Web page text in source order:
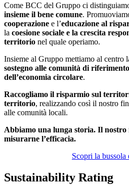
Come BCC del Gruppo ci
insieme il bene comune.
cooperazione e l’educazione al
la coesione sociale e la crescita
territorio nel quale operiamo.
Insieme al Gruppo mettiamo al centro
sostegno alle comunità di riferimento
dell’economia circolare.
Raccogliamo il risparmio sul
territorio, realizzando così il nostro
alle comunità locali.
Abbiamo una lunga storia. Il nostro
misurarne l’efficacia.
Scopri la
Sustainability Rating